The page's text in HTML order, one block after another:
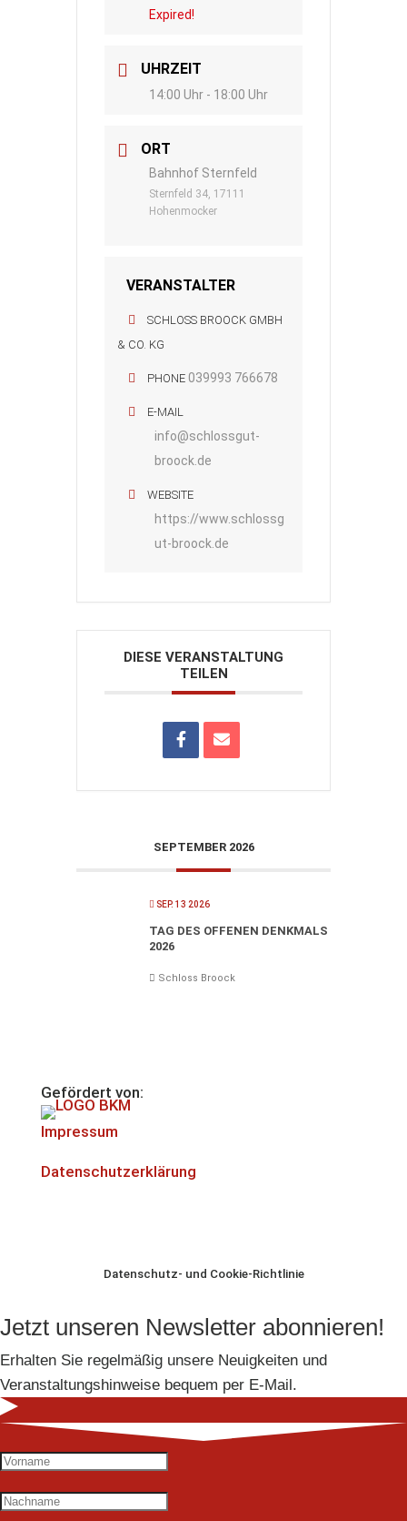
Expired!
UHRZEIT
14:00 Uhr - 18:00 Uhr
ORT
Bahnhof Sternfeld
Sternfeld 34, 17111
Hohenmocker
VERANSTALTER
SCHLOSS BROOCK GMBH
& CO. KG
PHONE 039993 766678
E-MAIL
info@schlossgut-
broock.de
WEBSITE
https://www.schlossg
ut-broock.de
DIESE VERANSTALTUNG
TEILEN
SEPTEMBER 2026
SEP. 13 2026
TAG DES OFFENEN DENKMALS
2026
Schloss Broock
Gefördert von:
Impressum
Datenschutzerklärung
Datenschutz- und Cookie-Richtlinie
Jetzt unseren Newsletter abonnieren!
Erhalten Sie regelmäßig unsere Neuigkeiten und
Veranstaltungshinweise bequem per E-Mail.